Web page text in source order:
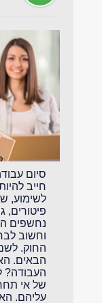
סיום
חייב
לשימוע,
פיטורים,
נחשפים
וחשוב
החוק.
הבאים.
העבודה?
של אי
עליהם.